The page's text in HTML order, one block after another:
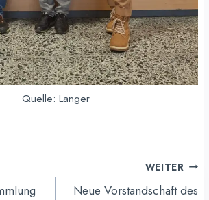
Quelle: Langer
WEITER
Neue Vorstandschaft des